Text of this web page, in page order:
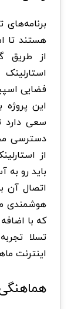
هستند تا
از طریق
فضایی
این پروژه
سعی دارد
دسترسی
از
باید رو به
اتصال آن
هوشمندی
که با
تسلا
اینترنت